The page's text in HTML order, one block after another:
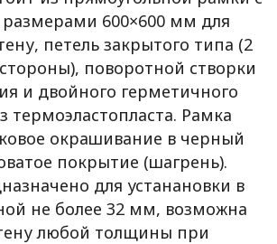
600×600 мм для
петель закрытого типа (2
поворотной створки
и двойного герметичного
термоэластопласта. Рамка
окрашивание в черный
покрытие (шагрень).
для устанановки в
не более 32 мм, возможна
любой толщины при